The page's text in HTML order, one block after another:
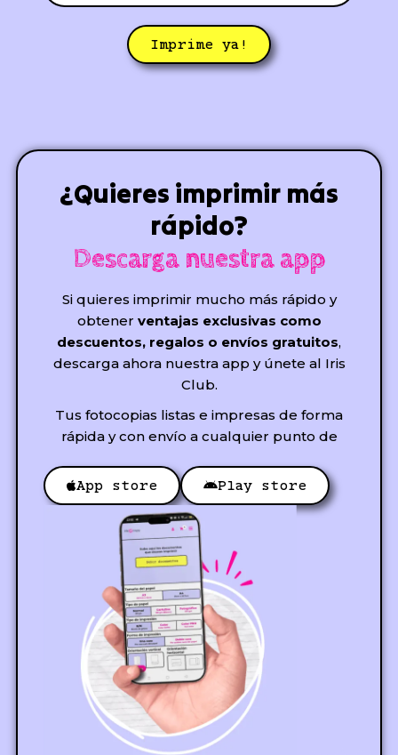
Imprime ya!
¿Quieres imprimir más
rápido?
Descarga nuestra app
Si quieres imprimir mucho más rápido y
obtener ventajas exclusivas como
descuentos, regalos o envíos gratuitos,
descarga ahora nuestra app y únete al Iris
Club.
Tus fotocopias listas e impresas de forma
rápida y con envío a cualquier punto de
App store Play store